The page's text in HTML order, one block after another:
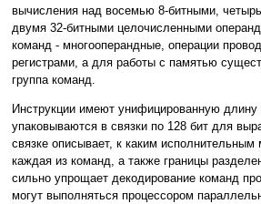
вычисления над восемью 8-битными,
двумя 32-битными целочисленными
команд - многооперандные, операции
регистрами, а для работы с памятью
группа команд.
Инструкции имеют унифицированную длину
упаковываются в связки по 128 бит для
связке описывает, к каким
каждая из команд, а также границы
сильно упрощает декодирование команд
могут выполняться процессором